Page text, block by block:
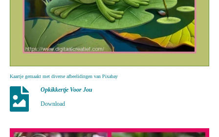
Kaartje gemaakt met diverse afbeelidingen van Pixabay
Opkikkertje Voor Jou
Download